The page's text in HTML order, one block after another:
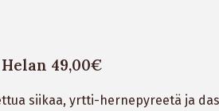
49,00€
siikaa, yrtti-hernepyreetä ja